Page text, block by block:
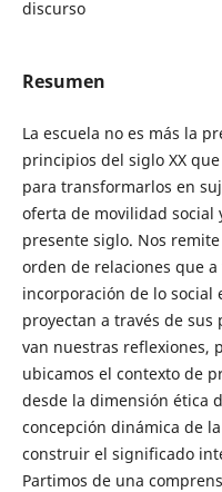
discurso
Resumen
La escuela no es más la
principios del siglo XX
para transformarlos en
oferta de movilidad social
presente siglo. Nos
orden de relaciones que
incorporación de lo social
proyectan a través de sus
van nuestras reflexiones,
ubicamos el contexto de
desde la dimensión ética
concepción dinámica de
construir el significado
Partimos de una